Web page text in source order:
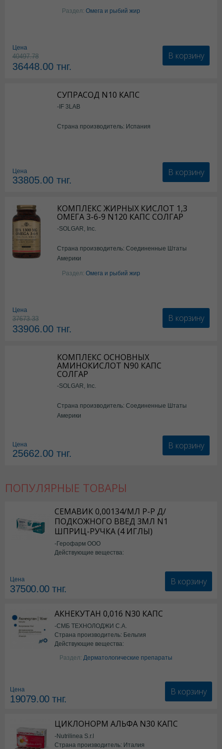
Раздел: Омега и рыбий жир
Цена
40497.78
36448.00 тнг.
В корзину
СУПРАСОД N10 КАПС
-IF 3LAB
Страна производитель: Испания
Цена
33805.00 тнг.
В корзину
КОМПЛЕКС ЖИРНЫХ КИСЛОТ 1,3
ОМЕГА 3-6-9 N120 КАПС СОЛГАР
-SOLGAR, Inc.
Страна производитель: Соединенные Штаты
Америки
Раздел: Омега и рыбий жир
Цена
37673.33
33906.00 тнг.
В корзину
КОМПЛЕКС ОСНОВНЫХ
АМИНОКИСЛОТ N90 КАПС
СОЛГАР
-SOLGAR, Inc.
Страна производитель: Соединенные Штаты
Америки
Цена
25662.00 тнг.
В корзину
ПОПУЛЯРНЫЕ ТОВАРЫ
СЕМАВИК 0,00134/МЛ Р-Р Д/
ПОДКОЖНОГО ВВЕД 3МЛ N1
ШПРИЦ-РУЧКА (4 ИГЛЫ)
-Герофарм ООО
Действующие вещества:
Цена
37500.00тнг.
В корзину
АКНЕКУТАН 0,016 N30 КАПС
-СМБ ТЕХНОЛОДЖИ С.А.
Страна производитель: Бельгия
Действующие вещества:
Изотретиноин
Раздел: Дерматологические препараты
Цена
19079.00тнг.
В корзину
ЦИКЛОНОРМ АЛЬФА N30 КАПС
-Nutrilinea S.r.l
Страна производитель: Италия